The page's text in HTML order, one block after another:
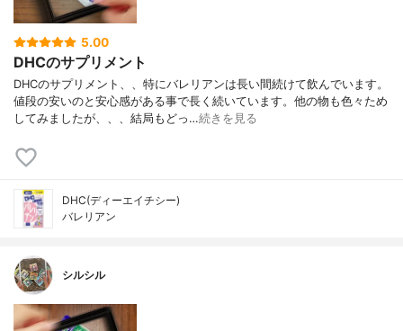
5.00
DHCのサプリメント
DHCのサプリメント、、特にバレリアンは長い間続けて飲んでいます。
値段の安いのと安心感がある事で長く続いています。他の物も色々ため
してみましたが、、、結局もどっ…続きを見る
DHC(ディーエイチシー)
バレリアン
シルシル